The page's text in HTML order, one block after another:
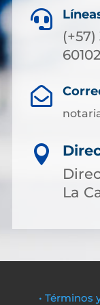

(+57)


La
• Términos